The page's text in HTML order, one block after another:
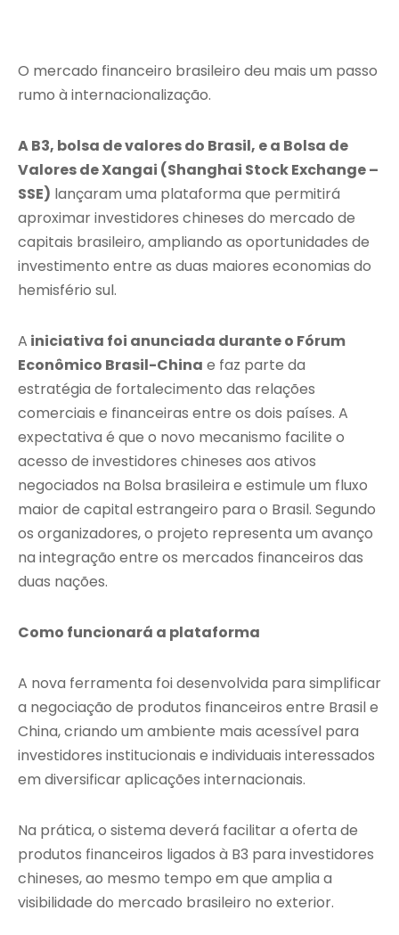
O mercado financeiro brasileiro deu mais um passo
rumo à internacionalização.
A B3, bolsa de valores do Brasil, e a Bolsa de
Valores de Xangai (Shanghai Stock Exchange –
SSE) lançaram uma plataforma que permitirá
aproximar investidores chineses do mercado de
capitais brasileiro, ampliando as oportunidades de
investimento entre as duas maiores economias do
hemisfério sul.
A iniciativa foi anunciada durante o Fórum
Econômico Brasil-China e faz parte da
estratégia de fortalecimento das relações
comerciais e financeiras entre os dois países. A
expectativa é que o novo mecanismo facilite o
acesso de investidores chineses aos ativos
negociados na Bolsa brasileira e estimule um fluxo
maior de capital estrangeiro para o Brasil. Segundo
os organizadores, o projeto representa um avanço
na integração entre os mercados financeiros das
duas nações.
Como funcionará a plataforma
A nova ferramenta foi desenvolvida para simplificar
a negociação de produtos financeiros entre Brasil e
China, criando um ambiente mais acessível para
investidores institucionais e individuais interessados
em diversificar aplicações internacionais.
Na prática, o sistema deverá facilitar a oferta de
produtos financeiros ligados à B3 para investidores
chineses, ao mesmo tempo em que amplia a
visibilidade do mercado brasileiro no exterior.